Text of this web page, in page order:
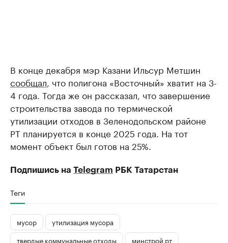
В конце декабря мэр Казани Ильсур Метшин
сообщал , что полигона «Восточный» хватит на 3-
4 года. Тогда же он рассказал, что завершение
строительства завода по термической
утилизации отходов в Зеленодольском районе
РТ планируется в конце 2025 года. На тот
момент объект был готов на 25%.
Подпишись на Telegram РБК Татарстан
Теги
мусор
утилизация мусора
твердые коммунальные отходы
минстрой рт